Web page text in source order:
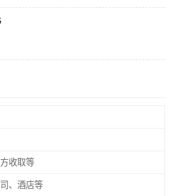
收取等
、酒店等